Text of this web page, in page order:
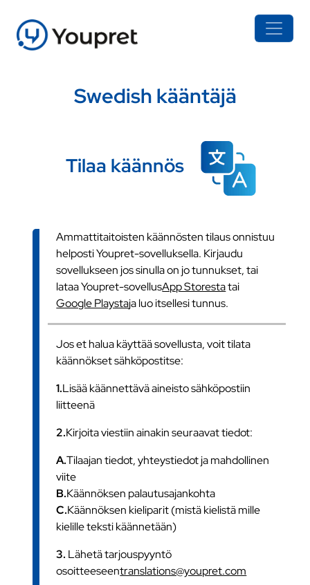
Swedish kääntäjä
Tilaa käännös
Ammattitaitoisten käännösten tilaus onnistuu
helposti Youpret-sovelluksella. Kirjaudu
sovellukseen jos sinulla on jo tunnukset, tai
lataa Youpret-sovellusApp Storestatai
Google Playstaja luo itsellesi tunnus.
Jos et halua käyttää sovellusta, voit tilata
käännökset sähköpostitse:
1.Lisää käännettävä aineisto sähköpostiin
liitteenä
2.Kirjoita viestiin ainakin seuraavat tiedot:
A.Tilaajan tiedot, yhteystiedot ja mahdollinen
viite
B.Käännöksen palautusajankohta
C.Käännöksen kieliparit (mistä kielistä mille
kielille teksti käännetään)
3. Lähetä tarjouspyyntö
osoitteeseentranslations@youpret.com